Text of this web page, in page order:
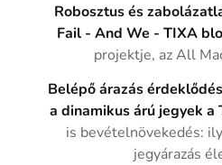
Robosztus és
Fail - And We - TIXA
projektje, az All
Belépő árazás
a dinamikus árú jegyek a
is bevételnövekedés:
jegyárazás